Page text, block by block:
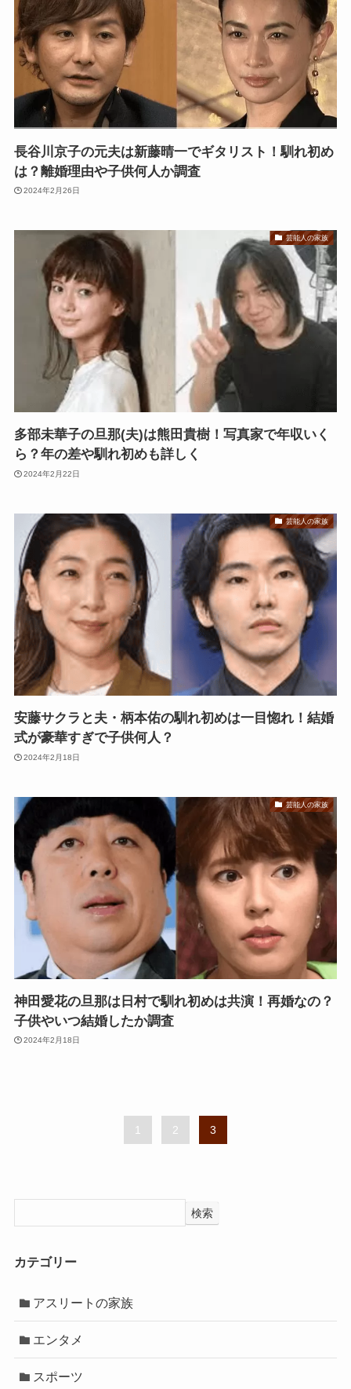
長谷川京子の元夫は新藤晴一でギタリスト！馴れ初め
は？離婚理由や子供何人か調査
2024年2月26日
芸能人の家族
多部未華子の旦那(夫)は熊田貴樹！写真家で年収いく
ら？年の差や馴れ初めも詳しく
2024年2月22日
芸能人の家族
安藤サクラと夫・柄本佑の馴れ初めは一目惚れ！結婚
式が豪華すぎで子供何人？
2024年2月18日
芸能人の家族
神田愛花の旦那は日村で馴れ初めは共演！再婚なの？
子供やいつ結婚したか調査
2024年2月18日
1 2 3
検索
カテゴリー
アスリートの家族
エンタメ
スポーツ